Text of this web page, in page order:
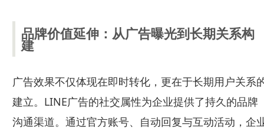
品牌价值延伸：从广告曝光到长期关系构
建
广告效果不仅体现在即时转化，更在于长期用户关系
建立。LINE广告的社交属性为企业提供了持久的品牌
沟通渠道。通过官方账号、自动回复与互动活动，企